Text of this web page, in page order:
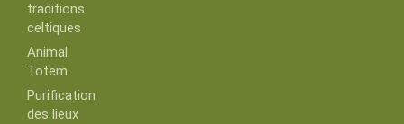
traditions
celtiques
Animal
Totem
Purification
des lieux